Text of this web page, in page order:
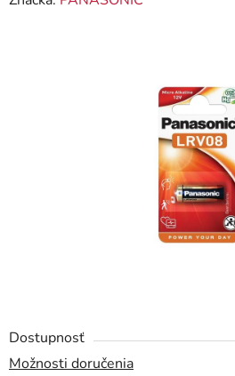
Dostupnosť
Možnosti doručenia